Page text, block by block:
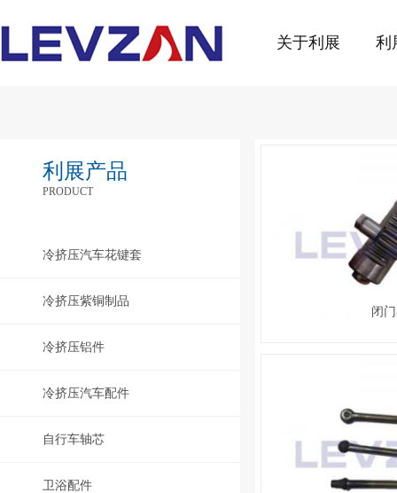
关于利展 利
利展产品
PRODUCT
冷挤压汽车花键套
冷挤压紫铜制品
冷挤压铝件
冷挤压汽车配件
自行车轴芯
卫浴配件
闭